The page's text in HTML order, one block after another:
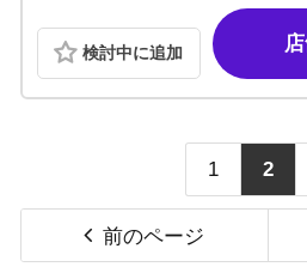
検討中に追加
1 2
前のページ